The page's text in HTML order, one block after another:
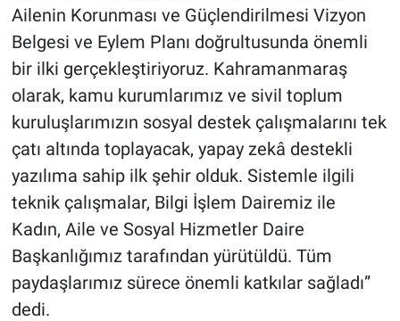
Ailenin Korunması ve Güçlendirilmesi Vizyon
Belgesi ve Eylem Planı doğrultusunda önemli
bir ilki gerçekleştiriyoruz. Kahramanmaraş
olarak, kamu kurumlarımız ve sivil toplum
kuruluşlarımızın sosyal destek çalışmalarını tek
çatı altında toplayacak, yapay zekâ destekli
yazılıma sahip ilk şehir olduk. Sistemle ilgili
teknik çalışmalar, Bilgi İşlem Dairemiz ile
Kadın, Aile ve Sosyal Hizmetler Daire
Başkanlığımız tarafından yürütüldü. Tüm
paydaşlarımız sürece önemli katkılar sağladı”
dedi.